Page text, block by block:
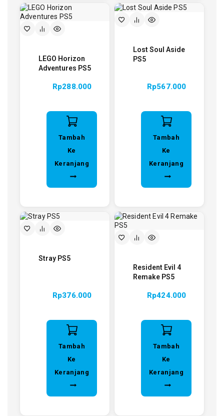
LEGO Horizon
Adventures PS5
Rp288.000
Tambah
Ke
Keranjang
Lost Soul Aside
PS5
Rp567.000
Tambah
Ke
Keranjang
Stray PS5
Rp376.000
Tambah
Ke
Keranjang
Resident Evil 4
Remake PS5
Rp424.000
Tambah
Ke
Keranjang